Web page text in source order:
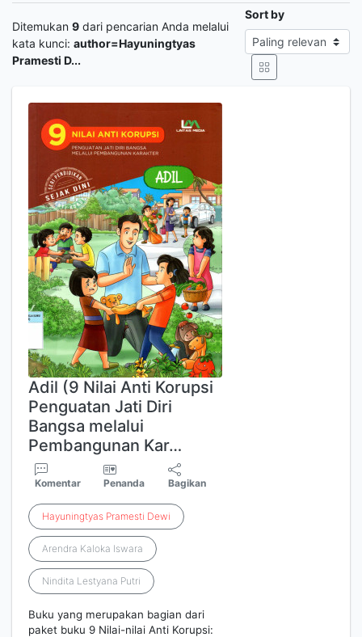
Ditemukan 9 dari pencarian Anda melalui
kata kunci: author=Hayuningtyas
Pramesti D...
Sort by
Adil (9 Nilai Anti Korupsi
Penguatan Jati Diri
Bangsa melalui
Pembangunan Kar…
Komentar Penanda Bagikan
Hayuningtyas Pramesti Dewi
Arendra Kaloka Iswara
Nindita Lestyana Putri
Buku yang merupakan bagian dari
paket buku 9 Nilai-nilai Anti Korupsi: